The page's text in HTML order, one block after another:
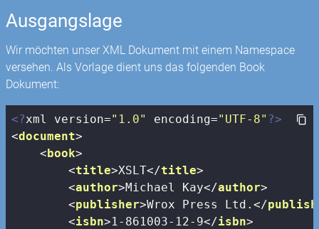
Ausgangslage
Wir möchten unser XML Dokument mit einem Namespace
versehen. Als Vorlage dient uns das folgenden Book
Dokument:
<?xml version="1.0" encoding="UTF-8" ?>
<document>
<book>
<title>XSLT</title>
<author>Michael Kay</author>
<publisher>Wrox Press Ltd.</
<isbn>1-861003-12-9</isbn>